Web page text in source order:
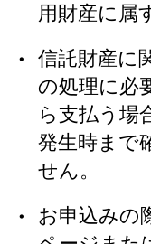
用財産に属
信託財産に
の処理に必
ら支払う場
発生時まで
せん。
お申込みの